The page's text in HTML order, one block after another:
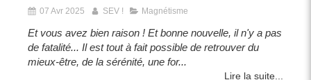
07 Avr 2025 SEV ! Magnétisme
Et vous avez bien raison ! Et bonne nouvelle, il n'y a pas
de fatalité... Il est tout à fait possible de retrouver du
mieux-être, de la sérénité, une for...
Lire la suite...